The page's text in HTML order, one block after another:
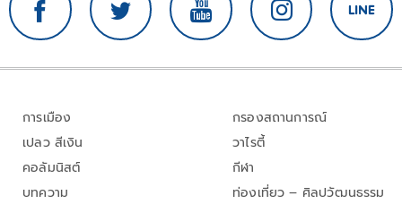
การเมือง
เปลว สีเงิน
คอลัมนิสต์
บทความ
กรองสถานการณ์
วาไรตี้
กีฬา
ท่องเที่ยว – ศิลปวัฒนธรรม